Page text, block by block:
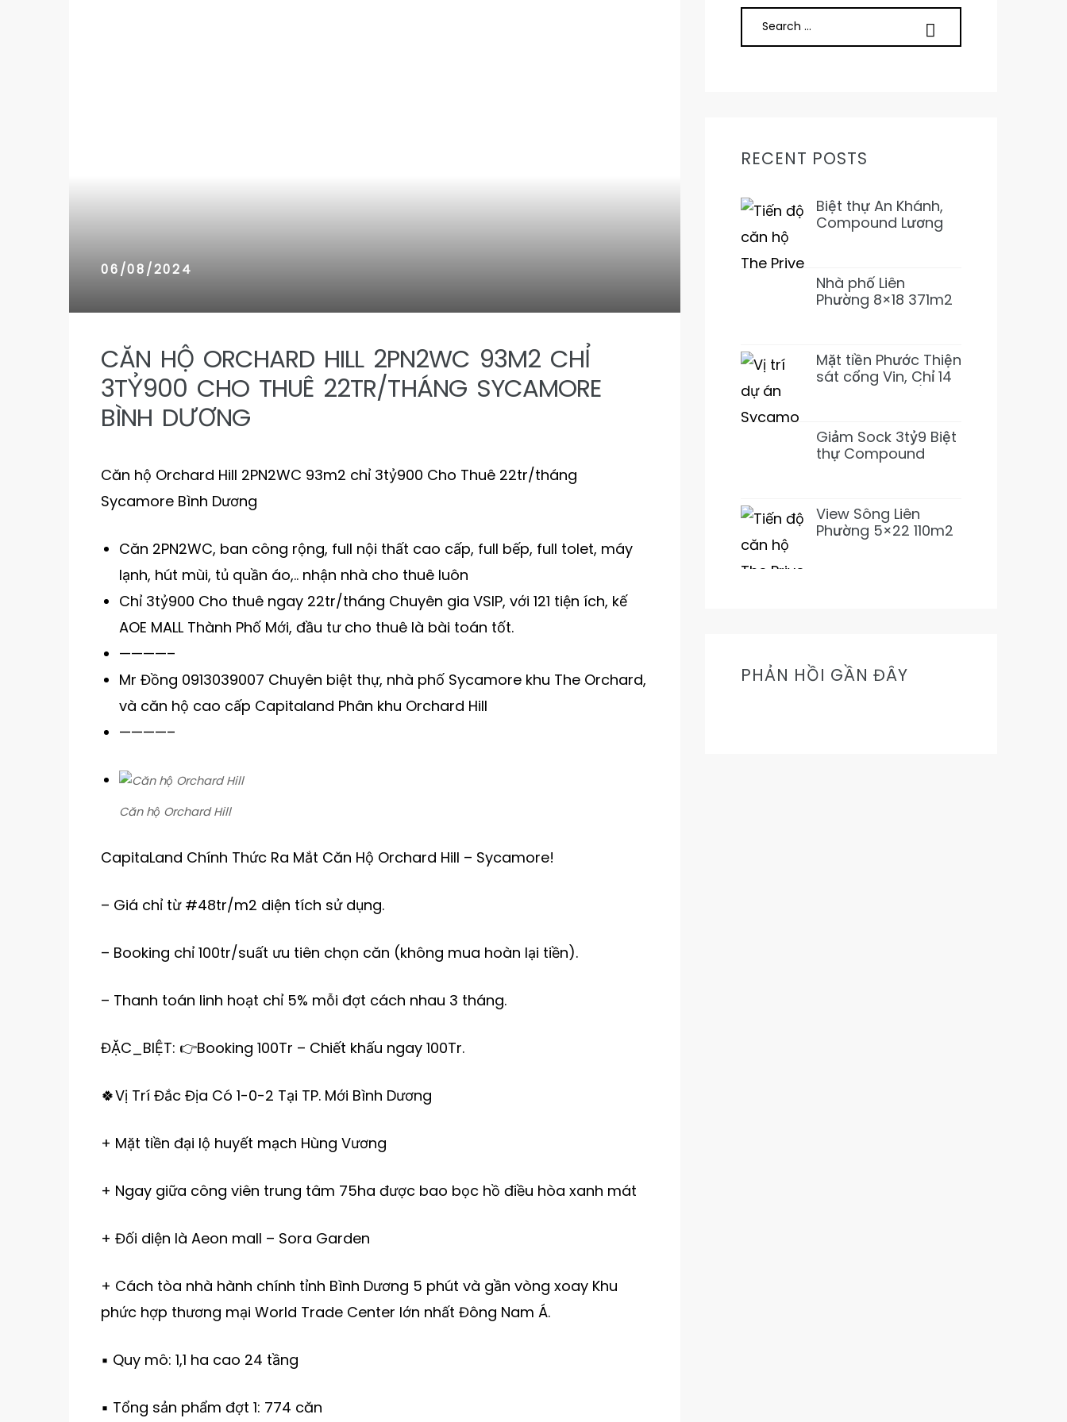
06/08/2024
CĂN HỘ ORCHARD HILL 2PN2WC 93M2 CHỈ
3TỶ900 CHO THUÊ 22TR/THÁNG SYCAMORE
BÌNH DƯƠNG
Căn hộ Orchard Hill 2PN2WC 93m2 chỉ 3tỷ900 Cho Thuê 22tr/tháng
Sycamore Bình Dương
Căn 2PN2WC, ban công rộng, full nội thất cao cấp, full bếp, full tolet, máy
lạnh, hút mùi, tủ quần áo,.. nhận nhà cho thuê luôn
Chỉ 3tỷ900 Cho thuê ngay 22tr/tháng Chuyên gia VSIP, với 121 tiện ích, kế
AOE MALL Thành Phố Mới, đầu tư cho thuê là bài toán tốt.
————–
Mr Đồng 0913039007 Chuyên biệt thự, nhà phố Sycamore khu The Orchard,
và căn hộ cao cấp Capitaland Phân khu Orchard Hill
————–
Căn hộ Orchard Hill
CapitaLand Chính Thức Ra Mắt Căn Hộ Orchard Hill – Sycamore!
– Giá chỉ từ #48tr/m2 diện tích sử dụng.
– Booking chỉ 100tr/suất ưu tiên chọn căn (không mua hoàn lại tiền).
– Thanh toán linh hoạt chỉ 5% mỗi đợt cách nhau 3 tháng.
ĐẶC_BIỆT: 👉Booking 100Tr – Chiết khấu ngay 100Tr.
🍀Vị Trí Đắc Địa Có 1-0-2 Tại TP. Mới Bình Dương
+ Mặt tiền đại lộ huyết mạch Hùng Vương
+ Ngay giữa công viên trung tâm 75ha được bao bọc hồ điều hòa xanh mát
+ Đối diện là Aeon mall – Sora Garden
+ Cách tòa nhà hành chính tỉnh Bình Dương 5 phút và gần vòng xoay Khu
phức hợp thương mại World Trade Center lớn nhất Đông Nam Á.
▪️ Quy mô: 1,1 ha cao 24 tầng
▪️ Tổng sản phẩm đợt 1: 774 căn
RECENT POSTS
Biệt thự An Khánh,
Compound Lương
4L 31T500 Đẹp ở
ngay
Nhà phố Liên
Phường 8×18 371m2
Full NT 18tỷ989
Mặt tiền Phước Thiện
sát cổng Vin, Chỉ 14
(Giảm 3 tỷ)
Giảm Sock 3tỷ9 Biệt
thự Compound
31tỷ500 (Thơm)
View Sông Liên
Phường 5×22 110m2
PHẢN HỒI GẦN ĐÂY